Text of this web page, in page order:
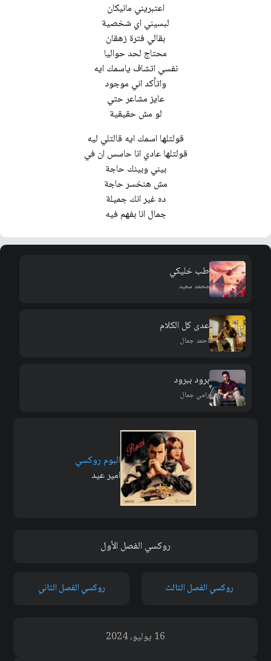
اعتبريني مانيكان
لبسيني اي شخصية
بقالي فترة زهقان
محتاج لحد حواليا
نفسي اتشاف ياسمك ايه
واتأكد اني موجود
عايز مشاعر حتي
لو مش حقيقية
قولتلها اسمك ايه قالتلي ليه
قولتلها عادي انا حاسس ان في
بيني وبينك حاجة
مش هنخسر حاجة
ده غير انك جميلة
جمال انا بفهم فيه
طب خليكي
محمد سعيد
عدى كل الكلام
احمد جمال
برود ببرود
رامي جمال
البوم روكسي
امير عيد
روكسي الفصل الأول
روكسي الفصل الثالث روكسي الفصل الثاني
16 يوليو، 2024